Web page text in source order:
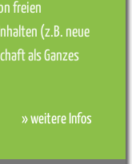
freien
(z.B. neue
als Ganzes
» weitere Infos